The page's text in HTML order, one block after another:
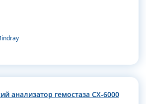
анализатор гемостаза CX-6000